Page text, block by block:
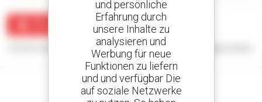
Benachrichtigung erstellen
Für Ihre Suchanfrage konnten keine Ergebnisse angezeigt werden.
und persönliche
Erfahrung durch
unsere Inhalte zu
analysieren und
Werbung für neue
Funktionen zu liefern
und und verfügbar Die
auf soziale Netzwerke